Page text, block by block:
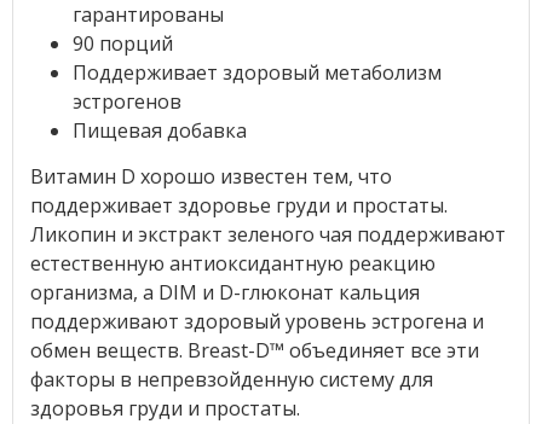
гарантированы
90 порций
Поддерживает здоровый метаболизм
эстрогенов
Пищевая добавка
Витамин D хорошо известен тем, что
поддерживает здоровье груди и простаты.
Ликопин и экстракт зеленого чая поддерживают
естественную антиоксидантную реакцию
организма, а DIM и D-глюконат кальция
поддерживают здоровый уровень эстрогена и
обмен веществ. Breast-D™ объединяет все эти
факторы в непревзойденную систему для
здоровья груди и простаты.